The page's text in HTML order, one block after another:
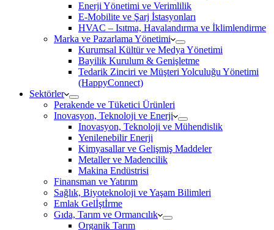
Enerji Yönetimi ve Verimlilik
E-Mobilite ve Şarj İstasyonları
HVAC – Isıtma, Havalandırma ve İklimlendirme
Marka ve Pazarlama Yönetimi
Kurumsal Kültür ve Medya Yönetimi
Bayilik Kurulum & Genişletme
Tedarik Zinciri ve Müşteri Yolculuğu Yönetimi
(HappyConnect)
Sektörler
Perakende ve Tüketici Ürünleri
Inovasyon, Teknoloji ve Enerji
Inovasyon, Teknoloji ve Mühendislik
Yenilenebilir Enerji
Kimyasallar ve Gelişmiş Maddeler
Metaller ve Madencilik
Makina Endüstrisi
Finansman ve Yatırım
Sağlık, Biyoteknoloji ve Yaşam Bilimleri
Emlak Gelİştİrme
Gıda, Tarım ve Ormancılık
Organik Tarım